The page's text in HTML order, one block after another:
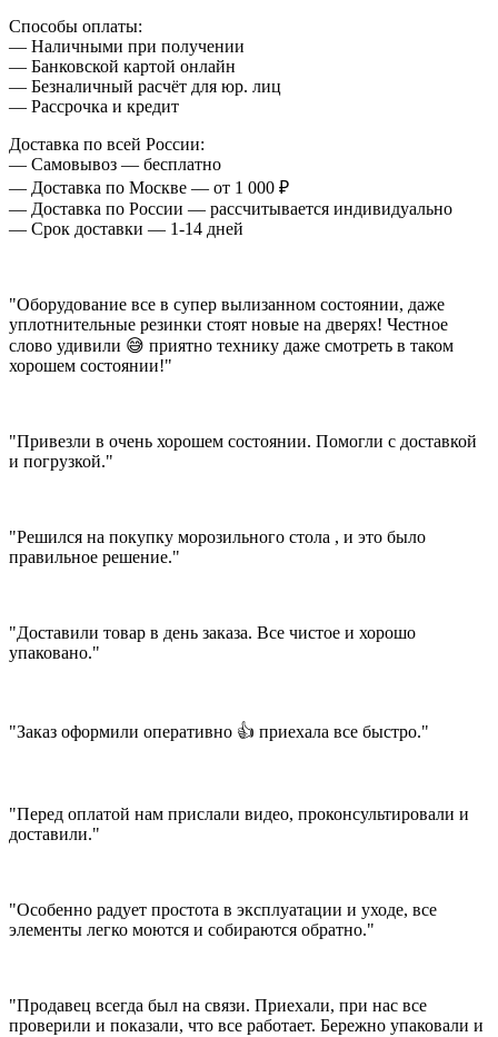
Способы оплаты:
— Наличными при получении
— Банковской картой онлайн
— Безналичный расчёт для юр. лиц
— Рассрочка и кредит
Доставка по всей России:
— Самовывоз — бесплатно
— Доставка по Москве — от 1 000 ₽
— Доставка по России — рассчитывается индивидуально
— Срок доставки — 1-14 дней
"Оборудование все в супер вылизанном состоянии, даже
уплотнительные резинки стоят новые на дверях! Честное
слово удивили 😅 приятно технику даже смотреть в таком
хорошем состоянии!"
"Привезли в очень хорошем состоянии. Помогли с доставкой
и погрузкой."
"Решился на покупку морозильного стола , и это было
правильное решение."
"Доставили товар в день заказа. Все чистое и хорошо
упаковано."
"Заказ оформили оперативно 👍 приехала все быстро."
"Перед оплатой нам прислали видео, проконсультировали и
доставили."
"Особенно радует простота в эксплуатации и уходе, все
элементы легко моются и собираются обратно."
"Продавец всегда был на связи. Приехали, при нас все
проверили и показали, что все работает. Бережно упаковали и